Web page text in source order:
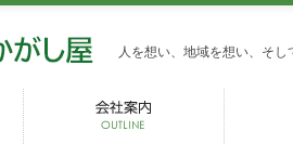
人を想い、地域を想い、そし